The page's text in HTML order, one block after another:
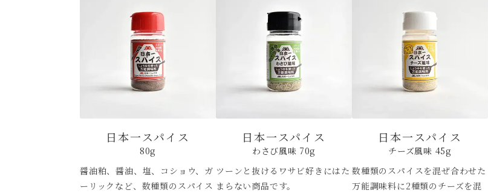
日本一スパイス
80g
醤油粕、醤油、塩、コショウ、ガ
ーリックなど、数種類のスパイス
日本一スパイス
わさび風味 70g
ツーンと抜けるワサビ好きにはた
まらない商品です。
日本一スパイス
チーズ風味 45g
数種類のスパイスを混ぜ合わせた
万能調味料に2種類のチーズを混